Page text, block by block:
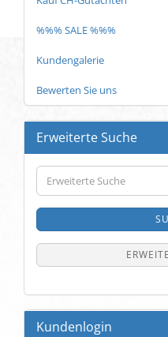
%%% SALE %%%
Kundengalerie
Bewerten Sie uns
Erweiterte Suche
Erweiterte
Suche
Kundenlogin